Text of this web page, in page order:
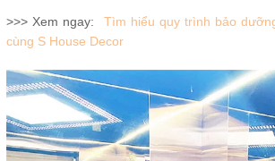
>>> Xem ngay:
Tìm hiểu quy trình bảo
cùng S House Decor